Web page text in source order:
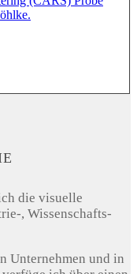
die visuelle
, Wissenschafts-
Unternehmen und in